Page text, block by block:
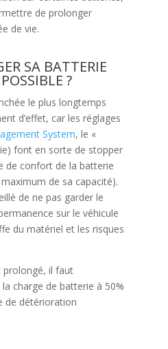
de prolonger
de vie.
SA BATTERIE
?
le plus longtemps
d’effet, car les réglages
System, le «
font en sorte de stopper
de confort de la batterie
de sa capacité).
de ne pas garder le
sur le véhicule
du matériel et les risques
prolongé, il faut
charge de batterie à 50%
de détérioration